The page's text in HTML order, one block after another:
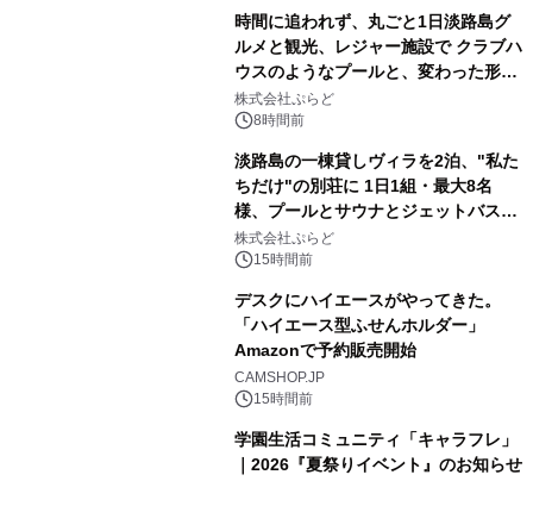
時間に追われず、丸ごと1日淡路島グ
ルメと観光、レジャー施設で クラブハ
ウスのようなプールと、変わった形の
サウナも 「THE BOXY AWAJI」のお
得な素泊まり連泊プランで
株式会社ぷらど
8時間前
淡路島の一棟貸しヴィラを2泊、"私た
ちだけ"の別荘に 1日1組・最大8名
様、プールとサウナとジェットバス付
きで Villa Mon Temps AWAJIの連泊
素泊りプラン
株式会社ぷらど
15時間前
デスクにハイエースがやってきた。
「ハイエース型ふせんホルダー」
Amazonで予約販売開始
CAMSHOP.JP
15時間前
学園生活コミュニティ「キャラフレ」
｜2026『夏祭りイベント』のお知らせ